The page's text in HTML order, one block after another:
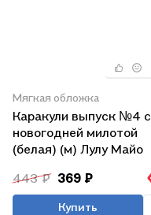
Мягкая обложка
Каракули выпуск №4 с
новогодней милотой
(белая) (м) Лулу Майо
443 ₽ 369 ₽
Купить